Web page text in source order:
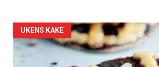
Forsiden
akkurat
UKENS KAKE